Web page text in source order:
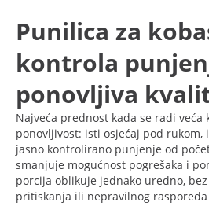
Punilica za
kontrola
ponovljiva
Najveća prednost kada se radi veća
ponovljivost: isti osjećaj pod rukom,
jasno kontrolirano punjenje od
smanjuje mogućnost pogrešaka i
porcija oblikuje jednako uredno,
pritiskanja ili nepravilnog